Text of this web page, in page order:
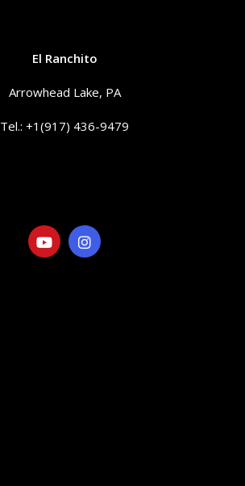
El Ranchito
Arrowhead Lake, PA
Tel.: +1(917) 436-9479